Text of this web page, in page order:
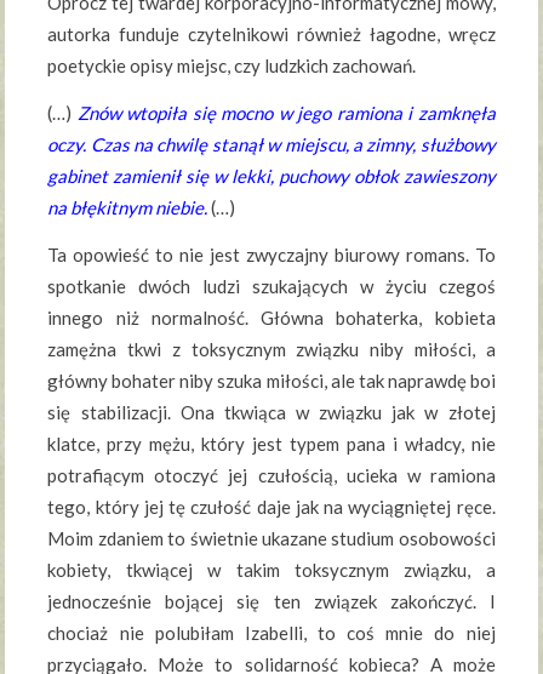
autorka funduje czytelnikowi również łagodne, wręcz
poetyckie opisy miejsc, czy ludzkich zachowań.
(…) Znów wtopiła się mocno w jego ramiona i zamknęła
oczy. Czas na chwilę stanął w miejscu, a zimny, służbowy
gabinet zamienił się w lekki, puchowy obłok zawieszony
na błękitnym niebie.(…)
Ta opowieść to nie jest zwyczajny biurowy romans. To
spotkanie dwóch ludzi szukających w życiu czegoś
innego niż normalność. Główna bohaterka, kobieta
zamężna tkwi z toksycznym związku niby miłości, a
główny bohater niby szuka miłości, ale tak naprawdę boi
się stabilizacji. Ona tkwiąca w związku jak w złotej
klatce, przy mężu, który jest typem pana i władcy, nie
potrafiącym otoczyć jej czułością, ucieka w ramiona
tego, który jej tę czułość daje jak na wyciągniętej ręce.
Moim zdaniem to świetnie ukazane studium osobowości
kobiety, tkwiącej w takim toksycznym związku, a
jednocześnie bojącej się ten związek zakończyć. I
chociaż nie polubiłam Izabelli, to coś mnie do niej
przyciągało. Może to solidarność kobieca? A może